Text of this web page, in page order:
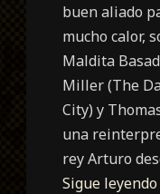
buen aliado
mucho calor,
Maldita
Miller (The
City) y
una
rey Arturo
Sigue leyendo